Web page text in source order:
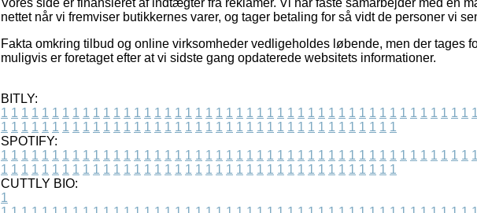
nettet når vi fremviser butikkernes varer, og tager betaling for så vidt de personer vi
Fakta omkring tilbud og online virksomheder vedligeholdes løbende, men der tages
muligvis er foretaget efter at vi sidste gang opdaterede websitets informationer.
BITLY:
1 1 1 1 1 1 1 1 1 1 1 1 1 1 1 1 1 1 1 1 1 1 1 1 1 1 1 1 1 1 1 1 1 1 1 1 1 1 1 1 1 1 1 1 1 1 1
1 1 1 1 1 1 1 1 1 1 1 1 1 1 1 1 1 1 1 1 1 1 1 1 1 1 1 1 1 1 1 1 1 1 1 1 1 1 1
SPOTIFY:
1 1 1 1 1 1 1 1 1 1 1 1 1 1 1 1 1 1 1 1 1 1 1 1 1 1 1 1 1 1 1 1 1 1 1 1 1 1 1 1 1 1 1 1 1 1 1
1 1 1 1 1 1 1 1 1 1 1 1 1 1 1 1 1 1 1 1 1 1 1 1 1 1 1 1 1 1 1 1 1 1 1 1 1 1 1
CUTTLY BIO:
1